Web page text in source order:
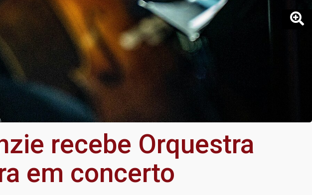
recebe Orquestra
em concerto